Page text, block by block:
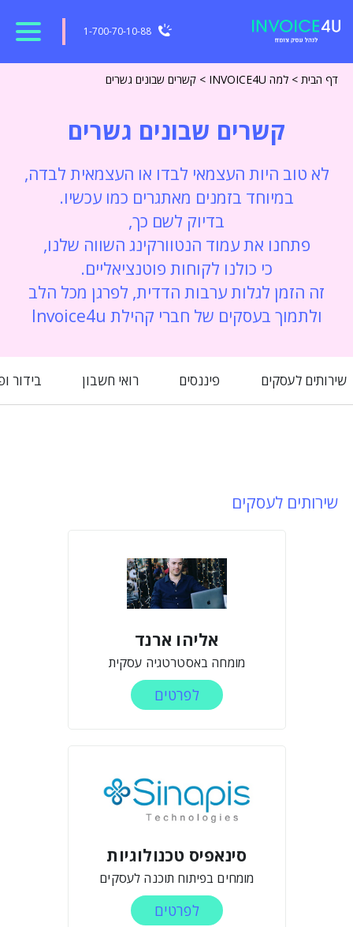
1-700-70-10-88
דף הבית > למה INVOICE4U > קשרים שבונים גשרים
קשרים שבונים גשרים
לא טוב היות העצמאי לבדו או העצמאית לבדה,
במיוחד בזמנים מאתגרים כמו עכשיו.
בדיוק לשם כך,
פתחנו את עמוד הנטוורקינג השווה שלנו,
כי כולנו לקוחות פוטנציאליים.
זה הזמן לגלות ערבות הדדית, לפרגן מכל הלב
ולתמוך בעסקים של חברי קהילת Invoice4u
שירותים לעסקים פיננסים רואי חשבון בידור
שירותים לעסקים
אליהו ארנד
מומחה באסטרטגיה עסקית
לפרטים
סינאפיס טכנולוגיות
מומחים בפיתוח תוכנה לעסקים
לפרטים